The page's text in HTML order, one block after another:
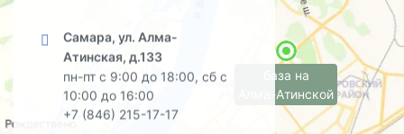
Самара, ул. Алма-
Атинская, д.133
пн-пт с 9:00 до 18:00, сб с
10:00 до 16:00
+7 (846) 215-17-17
база на
Алма-Атинской